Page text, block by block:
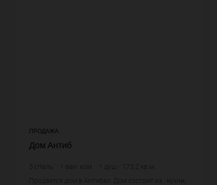
ПРОДАЖА
Дом Антиб
5 спаль. ван. ком. душ 173,2 кв.м.
цена за кв.м.
Продается дом в Антибах. Дом состоит из : кухни,